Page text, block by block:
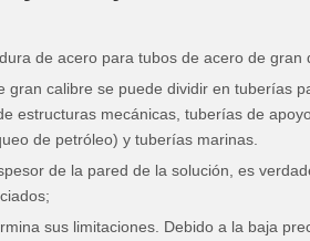
de acero para tubos de acero de gran
gran calibre se puede dividir en tuberías
estructuras mecánicas, tuberías de
de petróleo) y tuberías marinas.
de la pared de la solución, es
sus limitaciones. Debido a la baja